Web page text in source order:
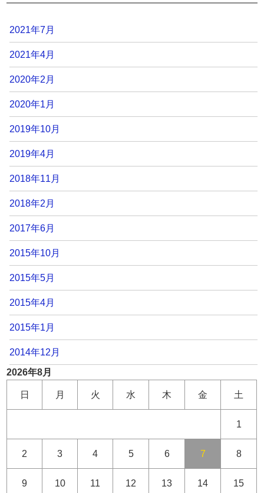
2021年7月
2021年4月
2020年2月
2020年1月
2019年10月
2019年4月
2018年11月
2018年2月
2017年6月
2015年10月
2015年5月
2015年4月
2015年1月
2014年12月
2026年8月
日 月 火 水 木 金 土
1
2 3 4 5 6 7 8
9 10 11 12 13 14 15